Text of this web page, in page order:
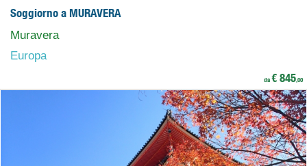
Soggiorno a MURAVERA
Muravera
Europa
da€ 845,00